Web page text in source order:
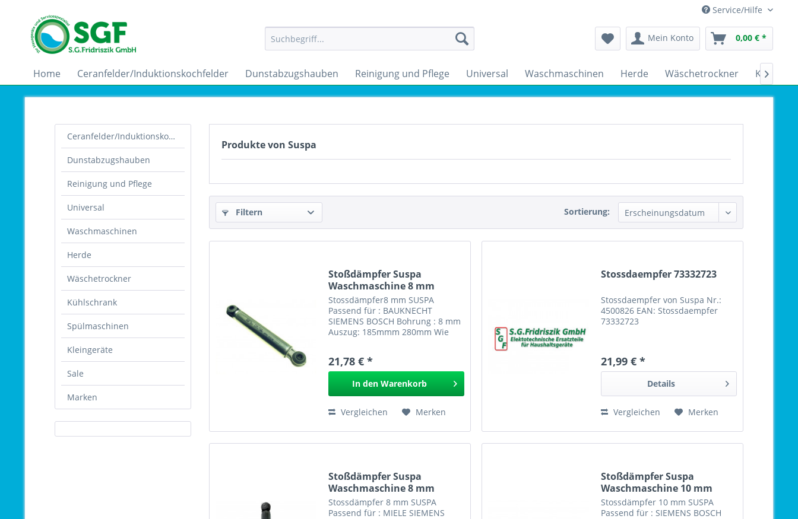
Service/Hilfe
Mein Konto 0,00 € *
Home Ceranfelder/Induktionskochfelder Dunstabzugshauben Reinigung und Pflege Universal Waschmaschinen Herde Wäschetrockner 
Ceranfelder/Induktionskochfelder
Dunstabzugshauben
Reinigung und Pflege
Universal
Waschmaschinen
Herde
Wäschetrockner
Kühlschrank
Spülmaschinen
Kleingeräte
Sale
Marken
Produkte von Suspa
Filtern Sortierung:
Stoßdämpfer Suspa
Waschmaschine 8 mm
306.087
Stossdämpfer8 mm SUSPA
Passend für : BAUKNECHT
SIEMENS BOSCH Bohrung : 8 mm
Auszug: 185mmm 280mm Wie
306.087
21,78 € *
In den Warenkorb
Vergleichen Merken
Stossdaempfer 73332723
Stossdaempfer von Suspa Nr.:
4500826 EAN: Stossdaempfer
73332723
21,99 € *
Details
Vergleichen Merken
Stoßdämpfer Suspa
Waschmaschine 8 mm
306.080
Stossdämpfer 8 mm SUSPA
Passend für : MIELE SIEMENS
Stoßdämpfer Suspa
Waschmaschine 10 mm
306.008
Stossdämpfer 10 mm SUSPA
Passend für : SIEMENS BOSCH